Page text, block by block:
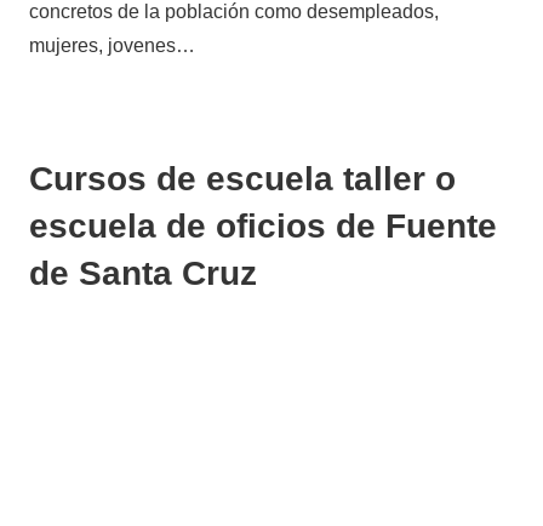
concretos de la población como desempleados,
mujeres, jovenes…
Cursos de escuela taller o
escuela de oficios de Fuente
de Santa Cruz